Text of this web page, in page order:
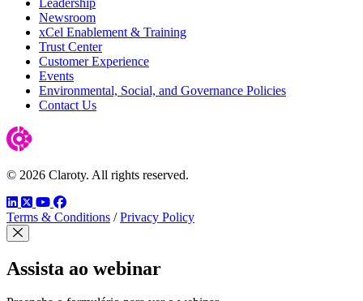
Newsroom
xCel Enablement & Training
Trust Center
Customer Experience
Events
Environmental, Social, and Governance Policies
Contact Us
© 2026 Claroty. All rights reserved.
LinkedIn
TwitterYouTube
Facebook
Terms & Conditions / Privacy Policy
Fechar modal
Assista ao webinar